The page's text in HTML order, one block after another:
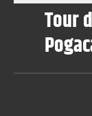
Tour